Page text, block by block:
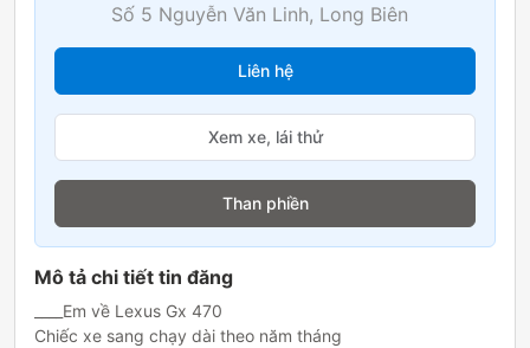
Số 5 Nguyễn Văn Linh, Long Biên
Liên hệ
Xem xe, lái thử
Than phiền
Mô tả chi tiết tin đăng
____Em về Lexus Gx 470
Chiếc xe sang chạy dài theo năm tháng